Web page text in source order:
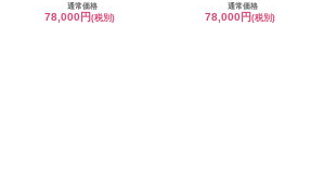
通常価格
78,000円(税別)
通常価格
78,000円(税別)